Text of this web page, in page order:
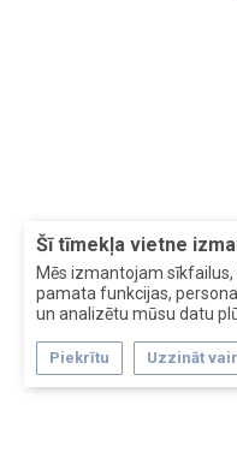
Šī tīmekļa vietne
Mēs izmantojam
pamata funkcijas,
un analizētu mūsu datu
Piekrītu Uzzināt